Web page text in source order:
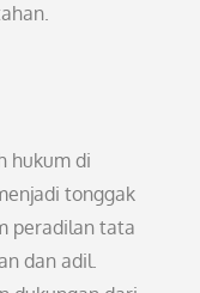
hukum di
tonggak
peradilan tata
dan adil.